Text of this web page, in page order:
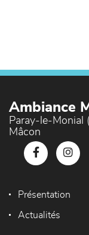
Ambiance
Paray-le-Monial
Mâcon
Présentation
Actualités